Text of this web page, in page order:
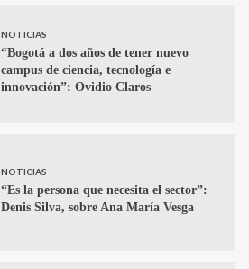
NOTICIAS
“Bogotá a dos años de tener nuevo
campus de ciencia, tecnología e
innovación”: Ovidio Claros
NOTICIAS
“Es la persona que necesita el sector”:
Denis Silva, sobre Ana María Vesga